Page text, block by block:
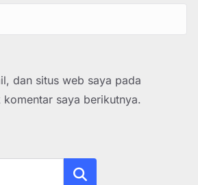
dan situs web saya pada
saya berikutnya.
Cari